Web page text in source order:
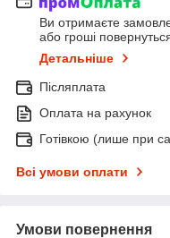
Ви отримаєте
або гроші
Детальніше
Післяплата
Оплата на рахунок
Готівкою (лише при
Всі умови оплати
Умови повернення